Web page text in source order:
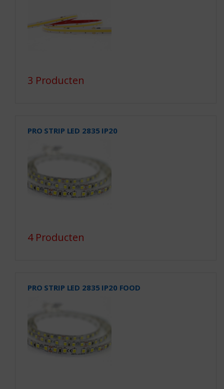
3 Producten
PRO STRIP LED 2835 IP20
4 Producten
PRO STRIP LED 2835 IP20 FOOD